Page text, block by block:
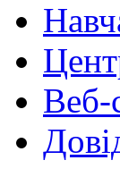
Веб-